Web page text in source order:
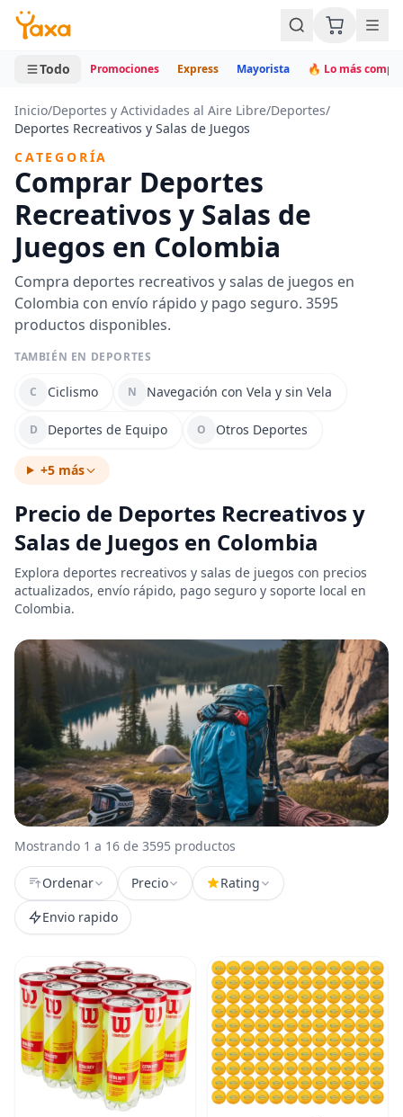
MINI CARRITO
0 productos
Todo Promociones Express Mayorista 🔥 Lo más
Inicio/Deportes y Actividades al Aire Libre/Deportes/
Deportes Recreativos y Salas de Juegos
CATEGORÍA
Comprar Deportes
Recreativos y Salas de
Juegos en Colombia
Compra deportes recreativos y salas de juegos en
Colombia con envío rápido y pago seguro. 3595
productos disponibles.
TAMBIÉN EN DEPORTES
C Ciclismo N Navegación con Vela y sin Vela
D Deportes de Equipo O Otros Deportes
+5 más
Precio de Deportes Recreativos y
Salas de Juegos en Colombia
Explora deportes recreativos y salas de juegos con precios
actualizados, envío rápido, pago seguro y soporte local en
Colombia.
Mostrando 1 a 16 de 3595 productos
Ordenar Precio
Rating
Envio rapido